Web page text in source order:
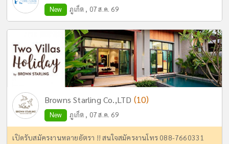
New ภูเก็ต , 07 ส.ค. 69
Browns Starling Co.,LTD (10)
New ภูเก็ต , 07 ส.ค. 69
เปิดรับสมัครงานหลายอัตรา !! สนใจสมัครงานโทร 088-7660331